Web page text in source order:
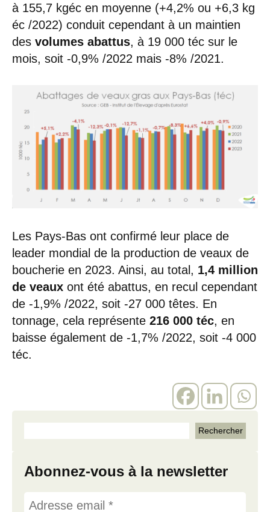
à 155,7 kgéc en moyenne (+4,2% ou +6,3 kg
éc /2022) conduit cependant à un maintien
des volumes abattus, à 19 000 téc sur le
mois, soit -0,9% /2022 mais -8% /2021.
Les Pays-Bas ont confirmé leur place de
leader mondial de la production de veaux de
boucherie en 2023. Ainsi, au total, 1,4 million
de veaux ont été abattus, en recul cependant
de -1,9% /2022, soit -27 000 têtes. En
tonnage, cela représente 216 000 téc, en
baisse également de -1,7% /2022, soit -4 000
téc.
Abonnez-vous à la newsletter